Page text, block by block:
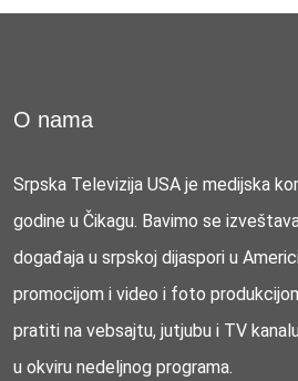
O nama
Srpska Televizija USA je medijska
godine u Čikagu. Bavimo se
događaja u srpskoj dijaspori u
promocijom i video i foto
pratiti na vebsajtu, jutjubu i TV
u okviru nedeljnog programa.